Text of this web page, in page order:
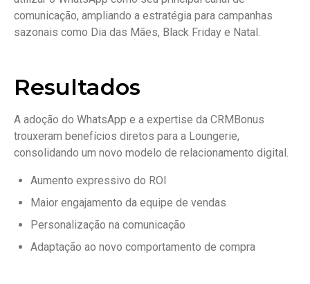
comunicação, ampliando a estratégia para campanhas
sazonais como Dia das Mães, Black Friday e Natal.
Resultados
A adoção do WhatsApp e a expertise da CRMBonus
trouxeram benefícios diretos para a Loungerie,
consolidando um novo modelo de relacionamento digital.
Aumento expressivo do ROI
Maior engajamento da equipe de vendas
Personalização na comunicação
Adaptação ao novo comportamento de compra